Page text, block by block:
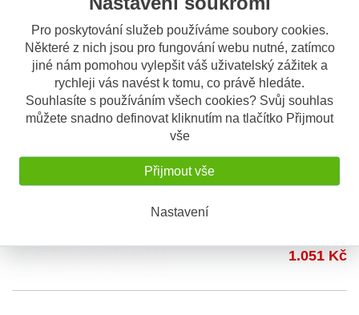
Pro poskytování služeb používáme soubory cookies.
Některé z nich jsou pro fungování webu nutné, zatímco
jiné nám pomohou vylepšit váš uživatelský zážitek a
rychleji vás navést k tomu, co právě hledáte.
Souhlasíte s používáním všech cookies? Svůj souhlas
můžete snadno definovat kliknutím na tlačítko Přijmout
vše
Přijmout vše
Nastavení
NA OBJEDN...
Tourmax SSH500 ložiska do
krku řízení Honda
Sada originálních ložisek do
krku řízení od značky Tour...
1.036 Kč
OBV. 3 DNY
krku řízení Honda
1.051 Kč